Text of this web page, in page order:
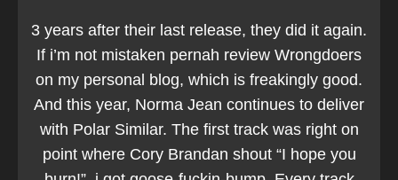
3 years after their last release, they did it again.
If i’m not mistaken pernah review Wrongdoers
on my personal blog, which is freakingly good.
And this year, Norma Jean continues to deliver
with Polar Similar. The first track was right on
point where Cory Brandan shout “I hope you